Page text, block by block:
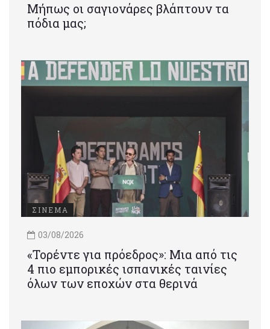
Μήπως οι σαγιονάρες βλάπτουν τα
πόδια μας;
ΣΙΝΕΜΑ
03/08/2026
«Τορέντε για πρόεδρος»: Mια από τις
4 πιο εμπορικές ισπανικές ταινίες
όλων των εποχών στα θερινά